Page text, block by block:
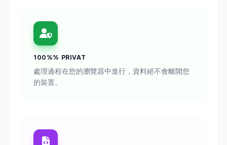
100%% PRIVAT
處理過程在您的瀏覽器中進行，資料絕不會離開您
的裝置。